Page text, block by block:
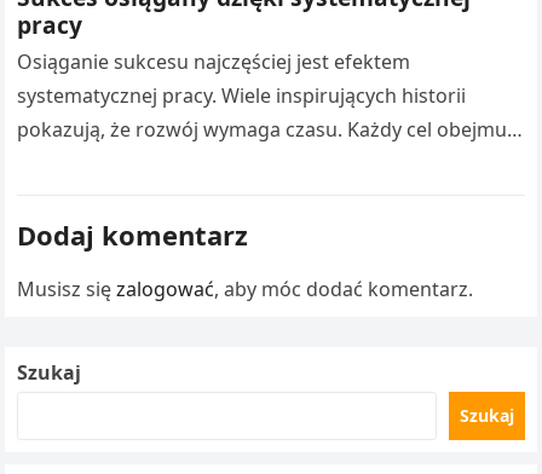
pracy
Osiąganie sukcesu najczęściej jest efektem
systematycznej pracy. Wiele inspirujących historii
pokazują, że rozwój wymaga czasu. Każdy cel obejmuje
Dodaj komentarz
Musisz sięzalogować, aby móc dodać komentarz.
Szukaj
Szukaj